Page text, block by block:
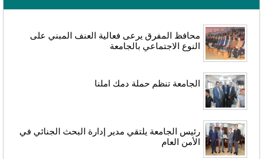
محافظ المفرق يرعى فعالية العنف المبني على
النوع الاجتماعي بالجامعة
الجامعة تنظم حملة دمك املنا
رئيس الجامعة يلتقي مدير إدارة البحث الجنائي في
الأمن العام